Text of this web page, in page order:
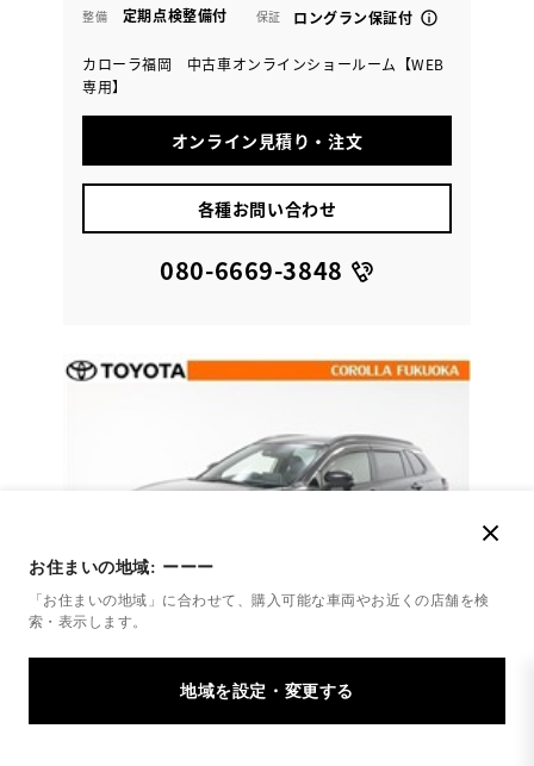
お住まいの地域: ーーー
「お住まいの地域」に合わせて、購入可能な車両やお近くの店舗を検
索・表示します。
整備 定期点検整備付 保証 ロングラン保証付
カローラ福岡 中古車オンラインショールーム【WEB
専用】
オンライン見積り・注文
各種お問い合わせ
080-6669-3848
トヨタ